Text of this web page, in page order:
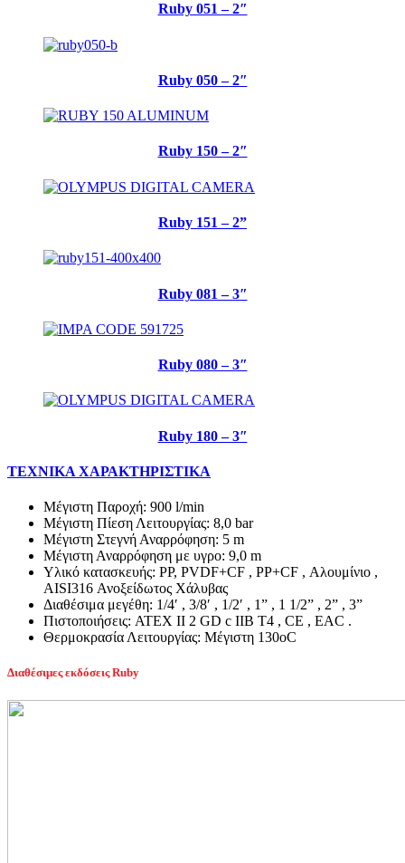
Ruby 051 – 2″
Ruby 050 – 2″
Ruby 150 – 2″
Ruby 151 – 2”
Ruby 081 – 3″
Ruby 080 – 3″
Ruby 180 – 3″
ΤΕΧΝΙΚΑ ΧΑΡΑΚΤΗΡΙΣΤΙΚΑ
Μέγιστη Παροχή: 900 l/min
Μέγιστη Πίεση Λειτουργίας: 8,0 bar
Μέγιστη Στεγνή Αναρρόφηση: 5 m
Μέγιστη Αναρρόφηση με υγρο: 9,0 m
Υλικό κατασκευής: PP, PVDF+CF , PP+CF , Αλουμίνιο ,
AISI316 Ανοξείδωτος Χάλυβας
Διαθέσιμα μεγέθη: 1/4′ , 3/8′ , 1/2′ , 1” , 1 1/2” , 2” , 3”
Πιστοποιήσεις: ATEX II 2 GD c IIB T4 , CE , EAC .
Θερμοκρασία Λειτουργίας: Μέγιστη 130οC
Διαθέσιμες εκδόσεις Ruby